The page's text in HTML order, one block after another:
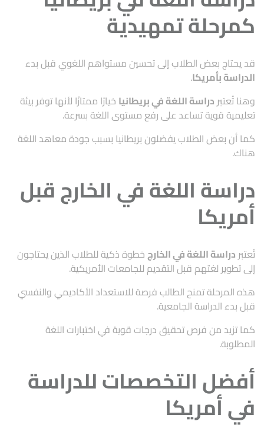
كمرحلة تمهيدية
قد يحتاج بعض الطلاب إلى تحسين مستواهم اللغوي قبل بدء
الدراسة بأمريكا.
وهنا تُعتبردراسة اللغة في بريطانيا خيارًا ممتازًا لأنها توفر بيئة
تعليمية قوية تساعد على رفع مستوى اللغة بسرعة.
كما أن بعض الطلاب يفضلون بريطانيا بسبب جودة معاهد اللغة
هناك.
دراسة اللغة في الخارج قبل
أمريكا
تُعتبردراسة اللغة في الخارجخطوة ذكية للطلاب الذين يحتاجون
إلى تطوير لغتهم قبل التقديم للجامعات الأمريكية.
هذه المرحلة تمنح الطالب فرصة للاستعداد الأكاديمي والنفسي
قبل بدء الدراسة الجامعية.
كما تزيد من فرص تحقيق درجات قوية في اختبارات اللغة
المطلوبة.
أفضل التخصصات للدراسة
في أمريكا